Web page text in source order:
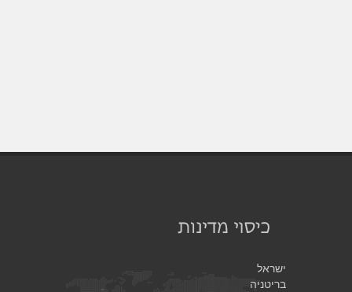
ישראל
בריטניה